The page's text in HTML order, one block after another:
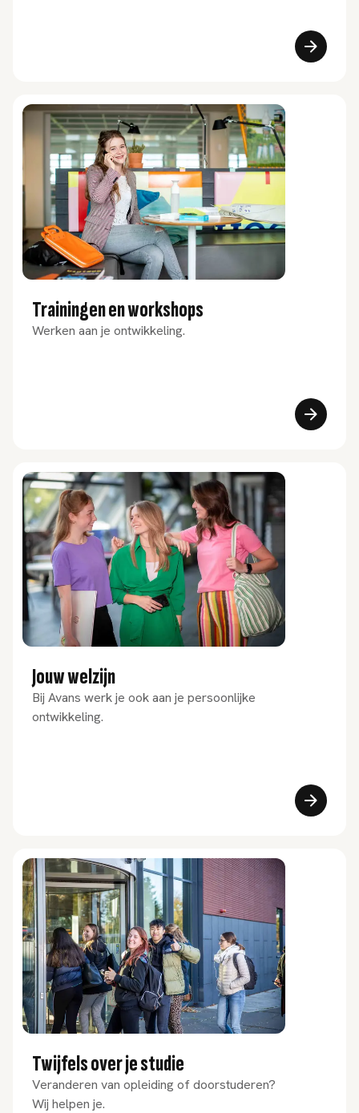
Trainingen en workshops
Werken aan je ontwikkeling.
Jouw welzijn
Bij Avans werk je ook aan je persoonlijke
ontwikkeling.
Twijfels over je studie
Veranderen van opleiding of doorstuderen?
Wij helpen je.